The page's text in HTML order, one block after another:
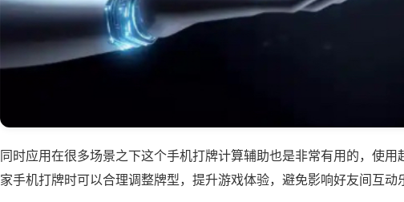
同时应用在很多场景之下这个手机打牌计算辅助也是非常有用的，使用
家手机打牌时可以合理调整牌型，提升游戏体验，避免影响好友间互动